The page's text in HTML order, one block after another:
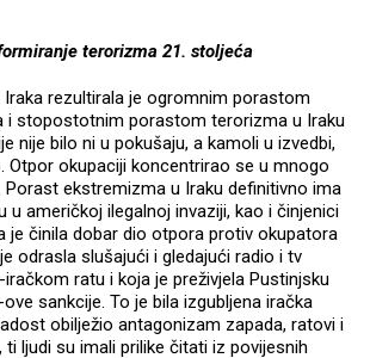
terorizma 21. stoljeća
rezultirala je ogromnim porastom
i stopostotnim porastom terorizma u Iraku
nije bilo ni u pokušaju, a kamoli u izvedbi,
Otpor okupaciji koncentrirao se u mnogo
Porast ekstremizma u Iraku definitivno ima
u američkoj ilegalnoj invaziji, kao i činjenici
je činila dobar dio otpora protiv okupatora
odrasla slušajući i gledajući radio i tv
ratu i koja je preživjela Pustinjsku
sankcije. To je bila izgubljena iračka
obilježio antagonizam zapada, ratovi i
ti ljudi su imali prilike čitati iz povijesnih